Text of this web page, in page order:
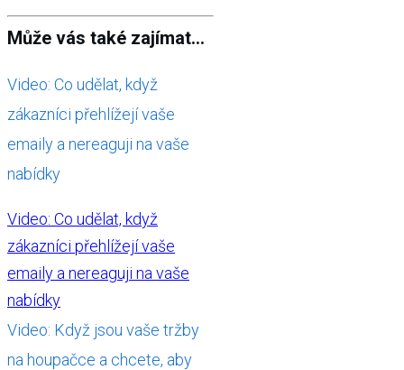
Může vás také zajímat...
Video: Co udělat, když
zákazníci přehlížejí vaše
emaily a nereaguji na vaše
nabídky
Video: Co udělat, když
zákazníci přehlížejí vaše
emaily a nereaguji na vaše
nabídky
Video: Když jsou vaše tržby
na houpačce a chcete, aby